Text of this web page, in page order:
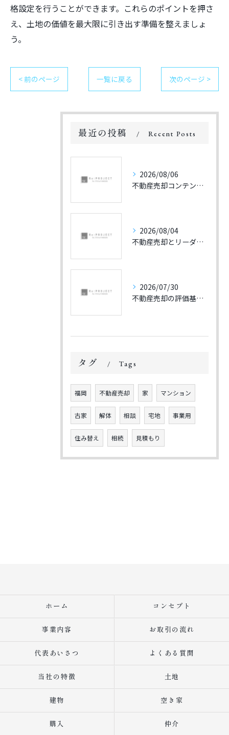
格設定を行うことができます。これらのポイントを押さ
え、土地の価値を最大限に引き出す準備を整えましょ
う。
< 前のページ 一覧に戻る 次のページ >
最近の投稿 Recent Posts
2026/08/06
不動産売却コンテンツで福岡県の相場を正しく把握し高値を目指すための実践ガイド
2026/08/04
不動産売却とリーダー選びで福岡県の早期現金化と信頼先を見極めるコツ
2026/07/30
不動産売却の評価基準を福岡県で正しく理解し高値成約を目指すための実践ポイント
タグ Tags
福岡 不動産売却 家 マンション
古家 解体 相談 宅地 事業用
住み替え 相続 見積もり
ホーム コンセプト
事業内容 お取引の流れ
代表あいさつ よくある質問
当社の特徴 土地
建物 空き家
購入 仲介